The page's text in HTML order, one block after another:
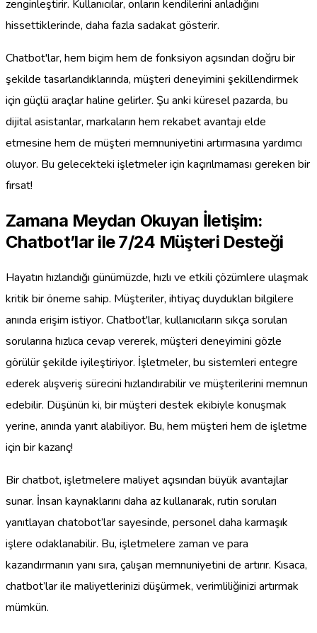
zenginleştirir. Kullanıcılar, onların kendilerini anladığını
hissettiklerinde, daha fazla sadakat gösterir.
Chatbot'lar, hem biçim hem de fonksiyon açısından doğru bir
şekilde tasarlandıklarında, müşteri deneyimini şekillendirmek
için güçlü araçlar haline gelirler. Şu anki küresel pazarda, bu
dijital asistanlar, markaların hem rekabet avantajı elde
etmesine hem de müşteri memnuniyetini artırmasına yardımcı
oluyor. Bu gelecekteki işletmeler için kaçırılmaması gereken bir
fırsat!
Zamana Meydan Okuyan İletişim:
Chatbot’lar ile 7/24 Müşteri Desteği
Hayatın hızlandığı günümüzde, hızlı ve etkili çözümlere ulaşmak
kritik bir öneme sahip. Müşteriler, ihtiyaç duydukları bilgilere
anında erişim istiyor. Chatbot'lar, kullanıcıların sıkça sorulan
sorularına hızlıca cevap vererek, müşteri deneyimini gözle
görülür şekilde iyileştiriyor. İşletmeler, bu sistemleri entegre
ederek alışveriş sürecini hızlandırabilir ve müşterilerini memnun
edebilir. Düşünün ki, bir müşteri destek ekibiyle konuşmak
yerine, anında yanıt alabiliyor. Bu, hem müşteri hem de işletme
için bir kazanç!
Bir chatbot, işletmelere maliyet açısından büyük avantajlar
sunar. İnsan kaynaklarını daha az kullanarak, rutin soruları
yanıtlayan chatobot’lar sayesinde, personel daha karmaşık
işlere odaklanabilir. Bu, işletmelere zaman ve para
kazandırmanın yanı sıra, çalışan memnuniyetini de artırır. Kısaca,
chatbot’lar ile maliyetlerinizi düşürmek, verimliliğinizi artırmak
mümkün.